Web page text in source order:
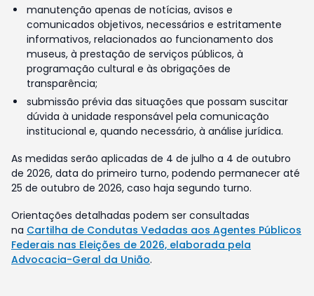
manutenção apenas de notícias, avisos e
comunicados objetivos, necessários e estritamente
informativos, relacionados ao funcionamento dos
museus, à prestação de serviços públicos, à
programação cultural e às obrigações de
transparência;
submissão prévia das situações que possam suscitar
dúvida à unidade responsável pela comunicação
institucional e, quando necessário, à análise jurídica.
As medidas serão aplicadas de 4 de julho a 4 de outubro
de 2026, data do primeiro turno, podendo permanecer até
25 de outubro de 2026, caso haja segundo turno.
Orientações detalhadas podem ser consultadas
na Cartilha de Condutas Vedadas aos Agentes Públicos
Federais nas Eleições de 2026, elaborada pela
Advocacia-Geral da União.